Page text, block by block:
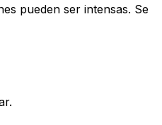
pueden ser intensas. Se